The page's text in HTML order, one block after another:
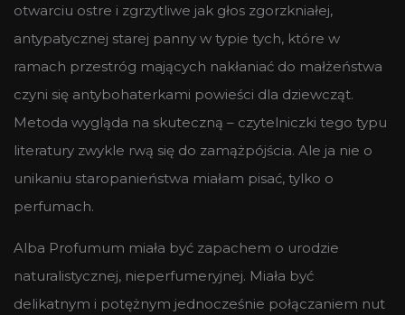
otwarciu ostre i zgrzytliwe jak głos zgorzkniałej,
antypatycznej starej panny w typie tych, które w
ramach przestróg mających nakłaniać do małżeństwa
czyni się antybohaterkami powieści dla dziewcząt.
Metoda wygląda na skuteczną – czytelniczki tego typu
literatury zwykle rwą się do zamążpójścia. Ale ja nie o
unikaniu staropanieństwa miałam pisać, tylko o
perfumach.
Alba Profumum miała być zapachem o urodzie
naturalistycznej, nieperfumeryjnej. Miała być
delikatnym i potężnym jednocześnie połączaniem nut